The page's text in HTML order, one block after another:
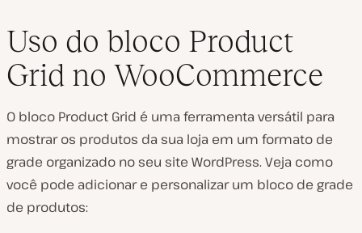
Uso do bloco Product
Grid no WooCommerce
O bloco Product Grid é uma ferramenta versátil para
mostrar os produtos da sua loja em um formato de
grade organizado no seu site WordPress. Veja como
você pode adicionar e personalizar um bloco de grade
de produtos: